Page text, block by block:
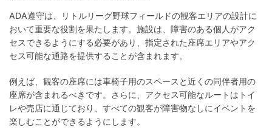
ADA遵守は、リトルリーグ野球フィールドの観客エリアの設計に
おいて重要な役割を果たします。施設は、障害のある個人がアク
セスできるようにする必要があり、指定された座席エリアやアク
セス可能な通路を提供することが含まれます。
例えば、観客の座席には車椅子用のスペースと近くの同伴者用の
座席が含まれるべきです。さらに、アクセス可能なルートはトイ
レや売店に通じており、すべての観客が障害物なしにイベントを
楽しむことができるようにします。